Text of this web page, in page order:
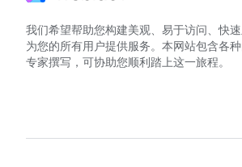
我们希望帮助您构建美观、易于访问、快
为您的所有用户提供服务。本网站包含各
专家撰写，可协助您顺利踏上这一旅程。